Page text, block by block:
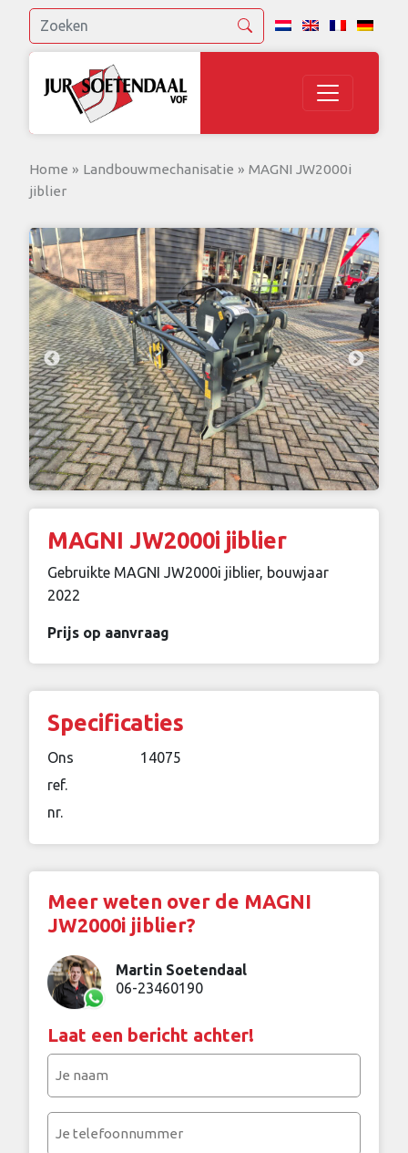
Home » Landbouwmechanisatie » MAGNI JW2000i
jiblier
MAGNI JW2000i jiblier
Gebruikte MAGNI JW2000i jiblier, bouwjaar
2022
Prijs op aanvraag
Specificaties
Ons
ref.
nr.
14075
Meer weten over de MAGNI
JW2000i jiblier?
Martin Soetendaal
06-23460190
Laat een bericht achter!
(Vereist)